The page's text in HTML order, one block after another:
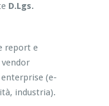
D.Lgs.
report e
(e-
industria).